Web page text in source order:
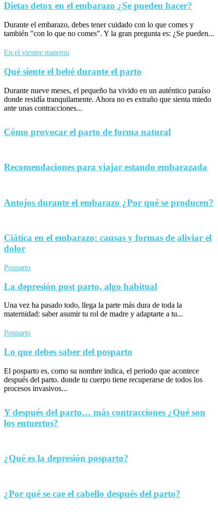
Dietas detox en el embarazo ¿Se pueden hacer?
Durante el embarazo, debes tener cuidado con lo que comes y
también "con lo que no comes". Y la gran pregunta es: ¿Se pueden...
En el vientre materno
Qué siente el bebé durante el parto
Durante nueve meses, el pequeño ha vivido en un auténtico paraíso
donde residía tranquilamente. Ahora no es extraño que sienta miedo
ante unas contracciones...
Cómo provocar el parto de forma natural
Recomendaciones para viajar estando embarazada
Antojos durante el embarazo ¿Por qué se producen?
Ciática en el embarazo: causas y formas de aliviar el
dolor
Posparto
La depresión post parto, algo habitual
Una vez ha pasado todo, llega la parte más dura de toda la
maternidad: saber asumir tu rol de madre y adaptarte a tu...
Posparto
Lo que debes saber del posparto
El posparto es, como su nombre indica, el periodo que acontece
después del parto. donde tu cuerpo tiene recuperarse de todos los
procesos invasivos...
Y después del parto… más contracciones ¿Qué son
los entuertos?
¿Qué es la depresión posparto?
¿Por qué se cae el cabello después del parto?